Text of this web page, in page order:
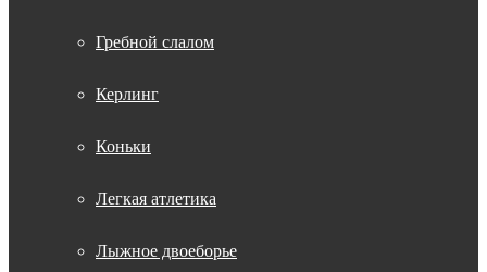
Гребной слалом
Керлинг
Коньки
Легкая атлетика
Лыжное двоеборье